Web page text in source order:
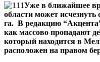
Уже в ближайшее
области может
га. В редакцию
как массово пропадают
который находится в
расположен на правом